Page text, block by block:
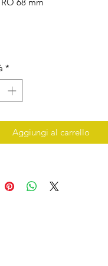
*
Aggiungi al carrello